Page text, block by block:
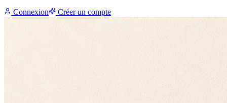
Connexion
Créer un compte